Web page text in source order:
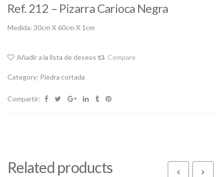
Ref. 212 – Pizarra Carioca Negra
Medida: 30cm X 60cm X 1cm
Añadir a la lista de deseos Compare
Category: Piedra cortada
Compartir:
Related products